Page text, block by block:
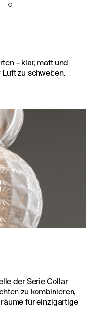
– klar, matt und
zu schweben.
der Serie Collar
zu kombinieren,
für einzigartige